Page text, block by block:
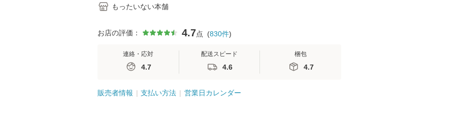
もったいない本舗
お店の評価： 4.7点 (830件)
連絡・応対
4.7
配送スピード
4.6
梱包
4.7
販売者情報 支払い方法 営業日カレンダー